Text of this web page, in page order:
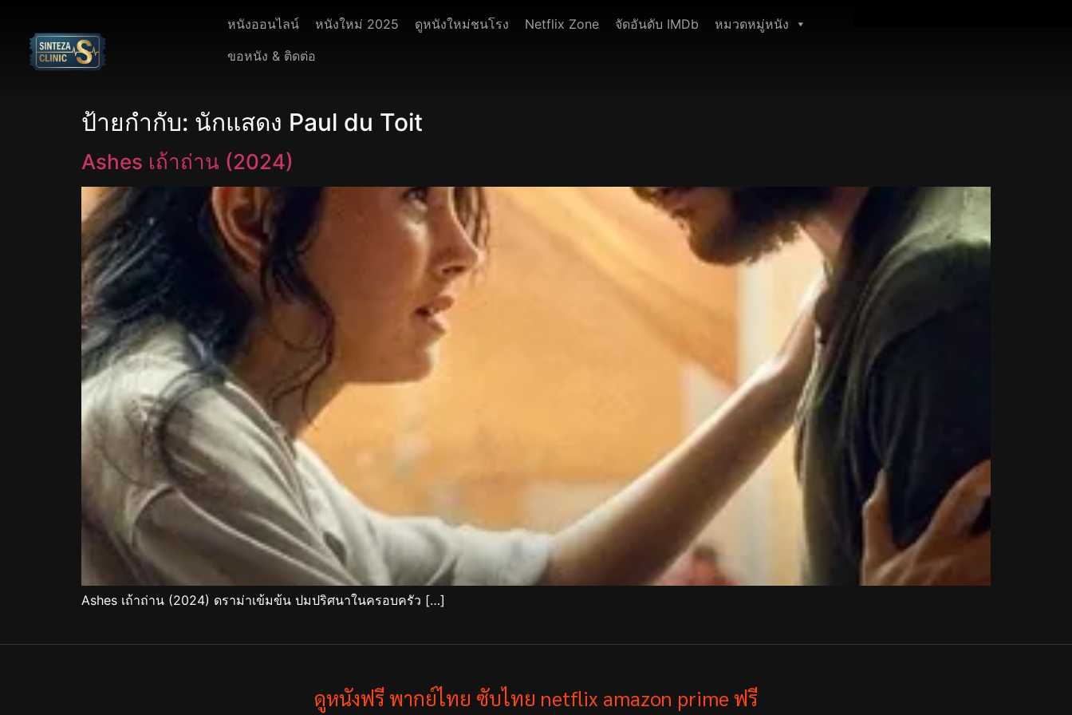
หนังออนไลน์ หนังใหม่ 2025 ดูหนังใหม่ชนโรง Netflix Zone จัดอันดับ IMDb
หมวดหมู่หนัง
ขอหนัง & ติดต่อ
ป้ายกำกับ: นักแสดง Paul du Toit
Ashes เถ้าถ่าน (2024)
Ashes เถ้าถ่าน (2024) ดราม่าเข้มข้น ปมปริศนาในครอบครัว […]
ดูหนังฟรี พากย์ไทย ซับไทย netflix amazon prime ฟรี